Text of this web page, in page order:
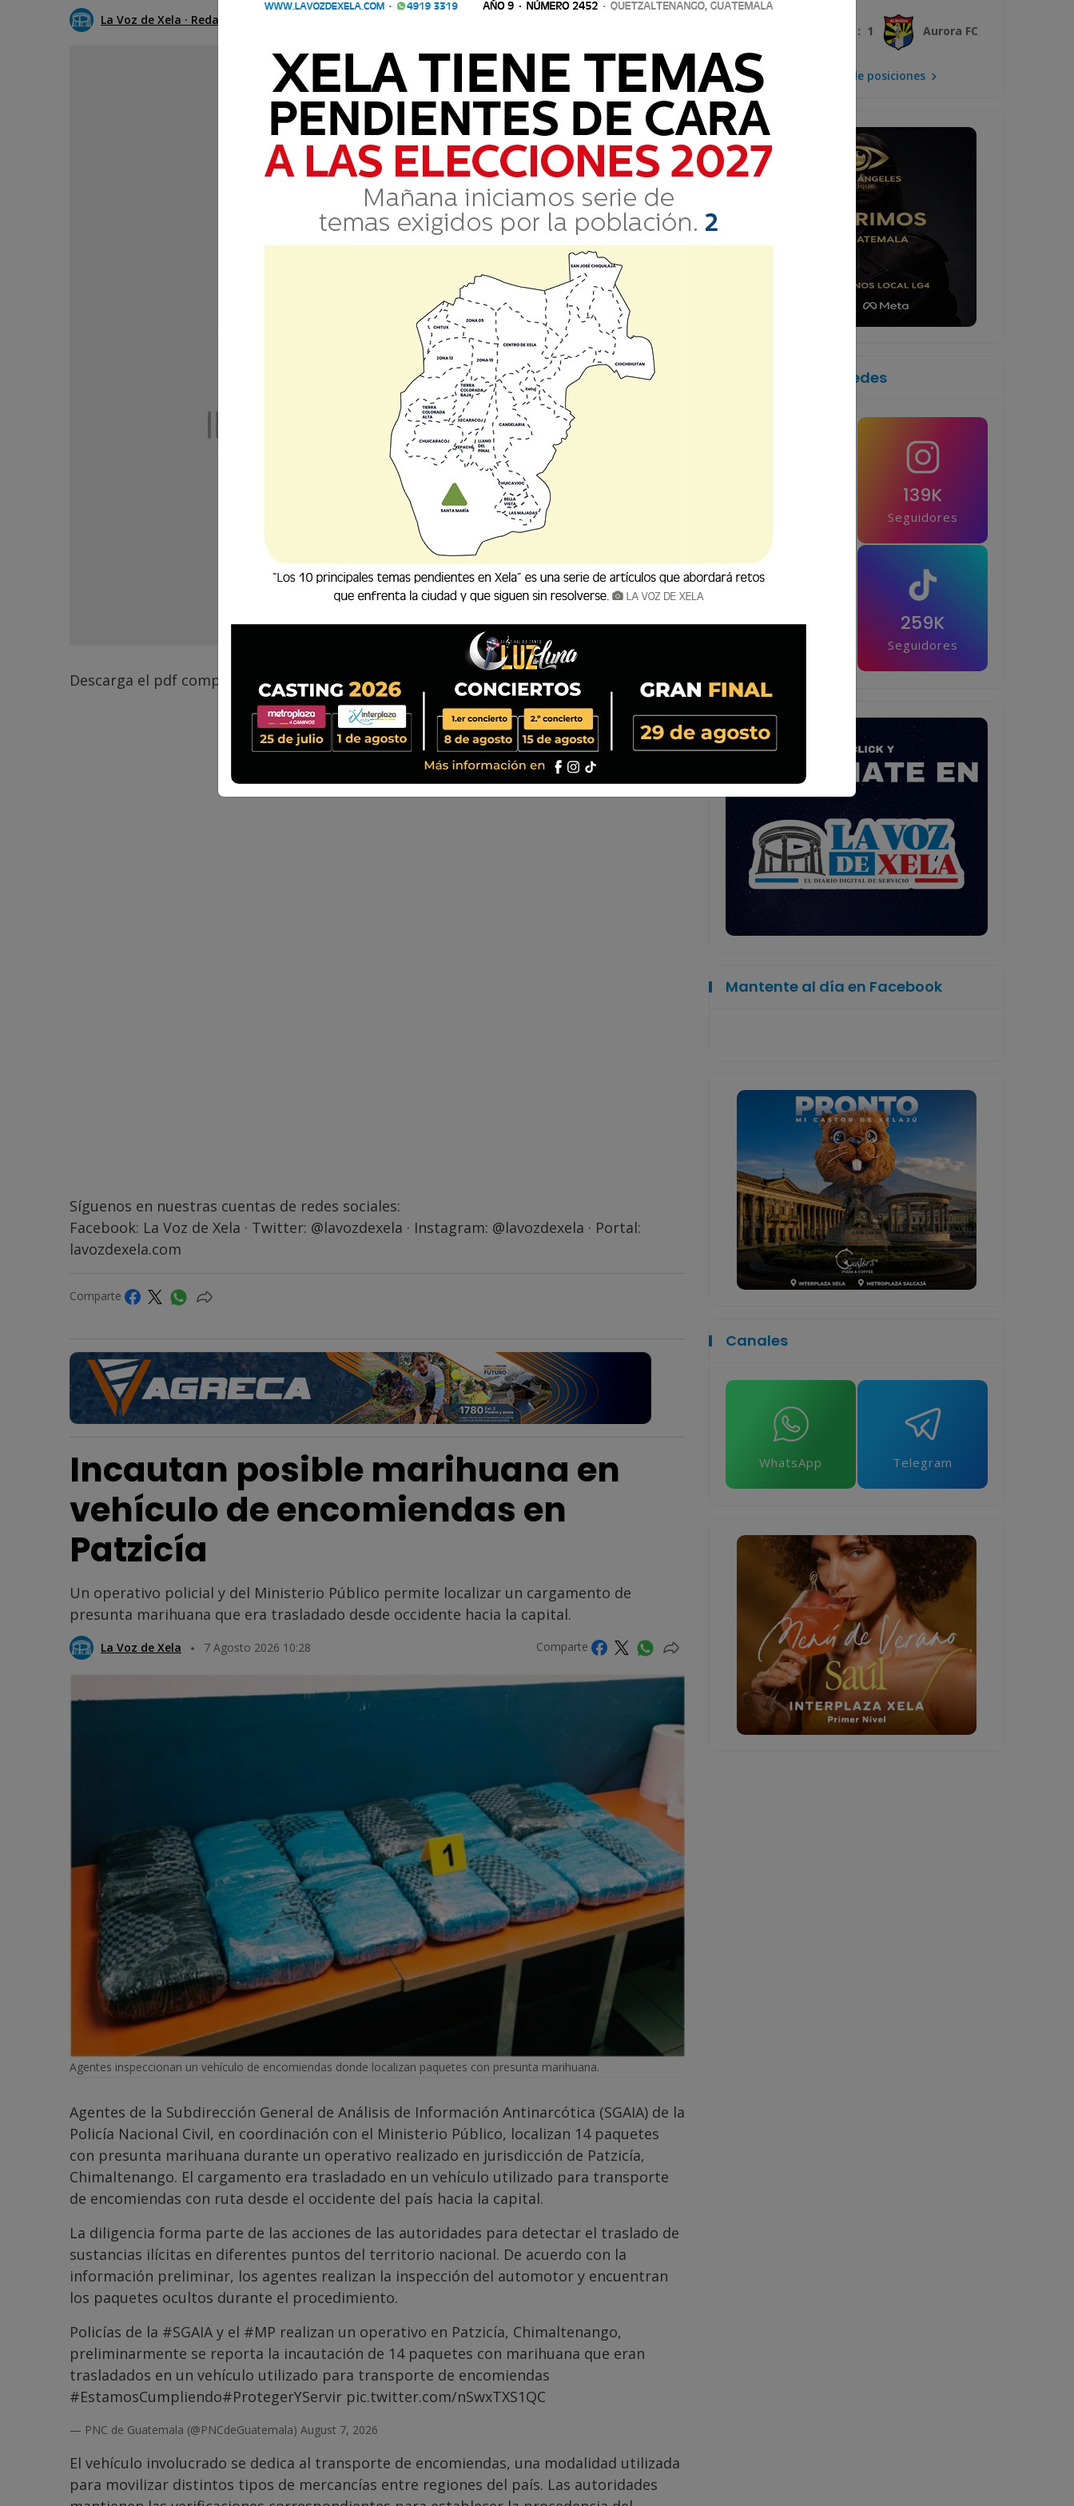
La Voz de Xela · Redacción
Descarga el pdf completo aquí
Síguenos en nuestras cuentas de redes sociales:
Facebook: La Voz de Xela · Twitter: @lavozdexela · Instagram: @lavozdexela · Portal:
lavozdexela.com
Comparte
Incautan posible marihuana en
vehículo de encomiendas en
Patzicía
Un operativo policial y del Ministerio Público permite localizar un cargamento de
presunta marihuana que era trasladado desde occidente hacia la capital.
La Voz de Xela 7 Agosto 2026 10:28 Comparte
Agentes inspeccionan un vehículo de encomiendas donde localizan paquetes con presunta marihuana.
Agentes de la Subdirección General de Análisis de Información Antinarcótica (SGAIA) de la
Policía Nacional Civil, en coordinación con el Ministerio Público, localizan 14 paquetes
con presunta marihuana durante un operativo realizado en jurisdicción de Patzicía,
Chimaltenango. El cargamento era trasladado en un vehículo utilizado para transporte
de encomiendas con ruta desde el occidente del país hacia la capital.
La diligencia forma parte de las acciones de las autoridades para detectar el traslado de
sustancias ilícitas en diferentes puntos del territorio nacional. De acuerdo con la
información preliminar, los agentes realizan la inspección del automotor y encuentran
los paquetes ocultos durante el procedimiento.
Policías de la #SGAIA y el #MP realizan un operativo en Patzicía, Chimaltenango,
preliminarmente se reporta la incautación de 14 paquetes con marihuana que eran
trasladados en un vehículo utilizado para transporte de encomiendas
#EstamosCumpliendo#ProtegerYServir pic.twitter.com/nSwxTXS1QC
— PNC de Guatemala (@PNCdeGuatemala) August 7, 2026
El vehículo involucrado se dedica al transporte de encomiendas, una modalidad utilizada
para movilizar distintos tipos de mercancías entre regiones del país. Las autoridades
3 : 1 Aurora FC
Mira la tabla de posiciones
Síguenos en las redes
139K
Seguidores
42.5K 259K
Seguidores
Mantente al día en Facebook
Canales
WhatsApp Telegram